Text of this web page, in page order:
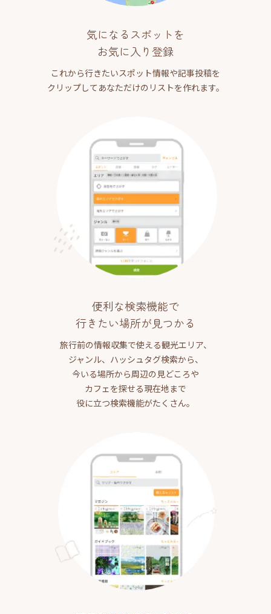
気になるスポットを
お気に入り登録
これから行きたいスポット情報や記事投稿を
クリップしてあなただけのリストを作れます。
便利な検索機能で
行きたい場所が見つかる
旅行前の情報収集で使える観光エリア、
ジャンル、ハッシュタグ検索から、
今いる場所から周辺の見どころや
カフェを探せる現在地まで
役に立つ検索機能がたくさん。